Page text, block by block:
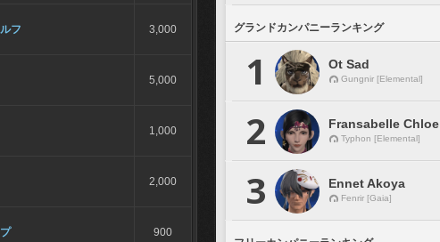
フ 3,000
5,000
1,000
2,000
900
グランドカンパニーランキング
1 Ot Sad
Gungnir [Elemental]
2 Fransabelle Chloe
Typhon [Elemental]
3 Ennet Akoya
Fenrir [Gaia]